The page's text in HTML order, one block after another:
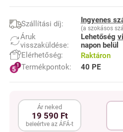
Szállítási díj: Ingyenes
(a szokásos
Áruk
visszaküldése:
Lehetőség
napon belül
Elérhetőség:
Raktáron
Termékpontok:
40 PE
Ár neked
19 590 Ft
beleértve az ÁFÁ-t